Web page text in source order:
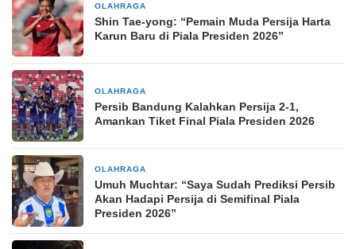
OLAHRAGA
Shin Tae-yong: “Pemain Muda Persija Harta
Karun Baru di Piala Presiden 2026”
OLAHRAGA
Persib Bandung Kalahkan Persija 2-1,
Amankan Tiket Final Piala Presiden 2026
OLAHRAGA
Umuh Muchtar: “Saya Sudah Prediksi Persib
Akan Hadapi Persija di Semifinal Piala
Presiden 2026”